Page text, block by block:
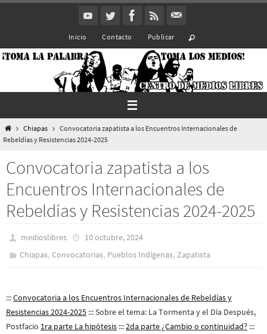
Inicio Contacto Publicar
InicioChiapas
Convocatoria zapatista a los Encuentros Internacionales de
Rebeldías y Resistencias 2024-2025
Convocatoria zapatista a los
Encuentros Internacionales de
Rebeldías y Resistencias 2024-2025
medioslibres
10 octubre, 2024
Chiapas,Convocatorias, Pueblos Indí­genas, Zapatista
:::Convocatoria a los Encuentros Internacionales de Rebeldías y
Resistencias 2024-2025 ::: Sobre el tema: La Tormenta y el Día Después,
Postfacio 1ra parte La hipótesis :::2da parte ¿Cambio o continuidad? :::